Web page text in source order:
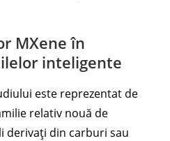
MXene în
inteligente
este reprezentat de
relativ nouă de
derivați din carburi sau